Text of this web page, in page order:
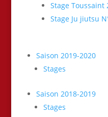
Stage Toussaint
Stage Ju jiutsu
Saison 2019-2020
Stages
Saison 2018-2019
Stages